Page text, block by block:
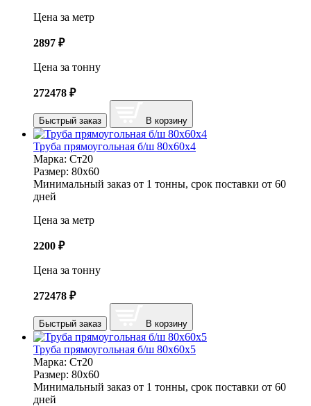
Цена за метр
2897 ₽
Цена за тонну
272478 ₽
Быстрый заказ В корзину
Труба прямоугольная б/ш 80х60х4
Марка: Ст20
Размер: 80х60
Минимальный заказ от 1 тонны, срок поставки от 60
дней
Цена за метр
2200 ₽
Цена за тонну
272478 ₽
Быстрый заказ В корзину
Труба прямоугольная б/ш 80х60х5
Марка: Ст20
Размер: 80х60
Минимальный заказ от 1 тонны, срок поставки от 60
дней